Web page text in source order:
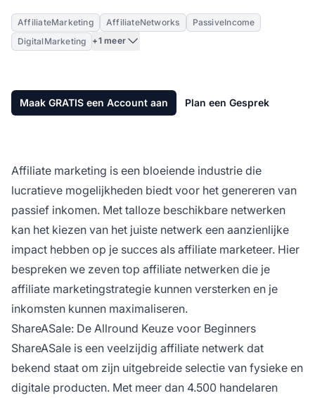
AffiliateMarketing AffiliateNetworks
PassiveIncome
DigitalMarketing
+1 meer
Maak GRATIS een Account aan Plan een Gesprek
Affiliate marketing is een bloeiende industrie die
lucratieve mogelijkheden biedt voor het genereren van
passief inkomen. Met talloze beschikbare netwerken
kan het kiezen van het juiste netwerk een aanzienlijke
impact hebben op je succes als affiliate marketeer. Hier
bespreken we zeven top affiliate netwerken die je
affiliate marketingstrategie kunnen versterken en je
inkomsten kunnen maximaliseren.
ShareASale: De Allround Keuze voor Beginners
ShareASale is een veelzijdig affiliate netwerk dat
bekend staat om zijn uitgebreide selectie van fysieke en
digitale producten. Met meer dan 4.500 handelaren